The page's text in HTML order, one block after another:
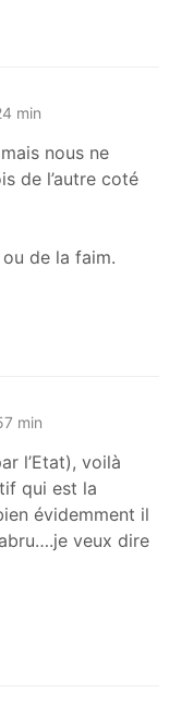
min
nous ne
de l’autre coté
de la faim.
min
l’Etat), voilà
qui est la
évidemment il
veux dire